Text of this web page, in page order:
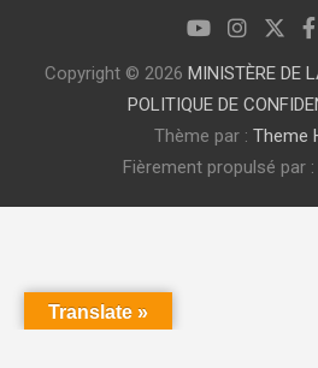
Copyright © 2026 MINISTÈRE DE
POLITIQUE DE
Thème par : Theme
Fièrement propulsé par :
Translate »